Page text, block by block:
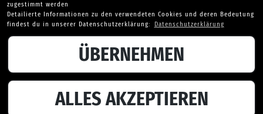
ÜBER UNS
zugestimmt werden
Detailierte Informationen zu den verwendeten Cookies und deren Bedeutung
findest du in unserer Datenschutzerklärung:
Datenschutzerklärung
ÜBERNEHMEN
ALLES AKZEPTIEREN